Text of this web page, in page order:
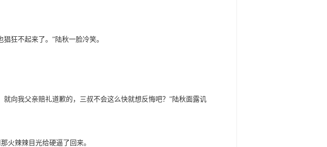
狂不起来了。”陆秋一脸冷笑。
向我父亲赔礼道歉的，三叔不会这么快就想反悔吧？”陆秋面露讥
火辣辣目光给硬逼了回来。